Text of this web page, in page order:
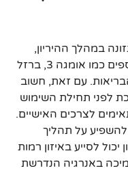
במהלך ההיריון,
במיוחד אם יש חוסרים תזונתיים. תוספים כמו אומגה 3, ברזל
הבריאות. עם זאת, חשוב
לפני תחילת השימוש
לצרכים האישיים.
להשפיע על תהליך
לסייע באיזון רמות
באנרגיה הנדרשת